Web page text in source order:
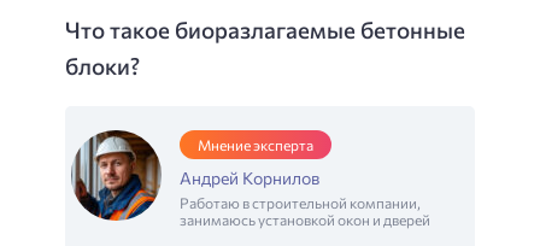
Что такое биоразлагаемые бетонные
блоки?
Мнение эксперта
Андрей Корнилов
Работаю в строительной компании,
занимаюсь установкой окон и дверей